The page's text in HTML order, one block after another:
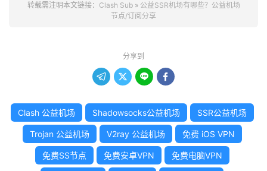
转载需注明本文链接： Clash Sub» 公益SSR机场有哪些？公益机场
节点/订阅分享
分享到
   
Clash 公益机场 Shadowsocks公益机场 SSR公益机场
Trojan 公益机场 V2ray 公益机场 免费 iOS VPN
免费SS节点 免费安卓VPN 免费电脑VPN